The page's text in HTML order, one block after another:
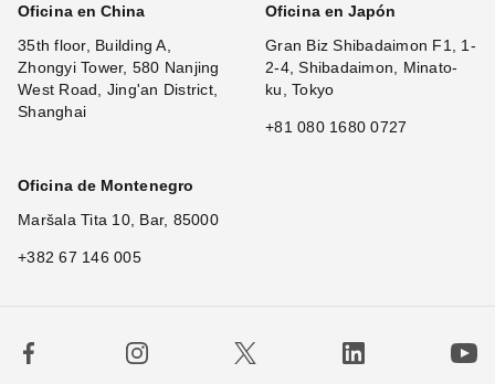
Oficina en China
35th floor, Building A,
Zhongyi Tower, 580 Nanjing
West Road, Jing'an District,
Shanghai
Oficina en Japón
Gran Biz Shibadaimon F1, 1-
2-4, Shibadaimon, Minato-
ku, Tokyo
+81 080 1680 0727
Oficina de Montenegro
Maršala Tita 10, Bar, 85000
+382 67 146 005